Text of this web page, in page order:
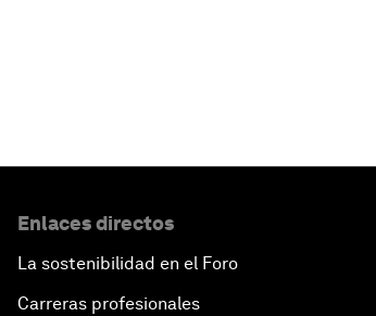
Enlaces directos
La sostenibilidad en el Foro
Carreras profesionales